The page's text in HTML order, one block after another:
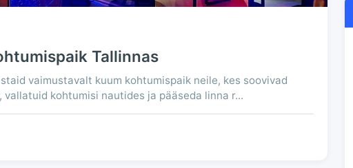
Tallinnas
vaimustavalt kuum kohtumispaik neile, kes soovivad
kohtumisi nautides ja pääseda linna r...